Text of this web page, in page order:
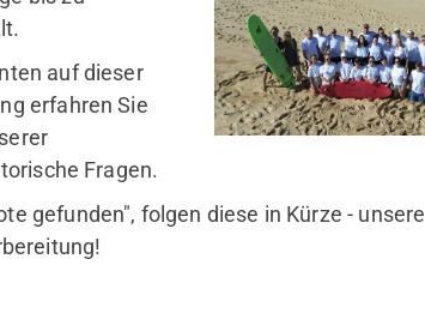
auf dieser
erfahren Sie
Fragen.
gefunden", folgen diese in Kürze - unsere